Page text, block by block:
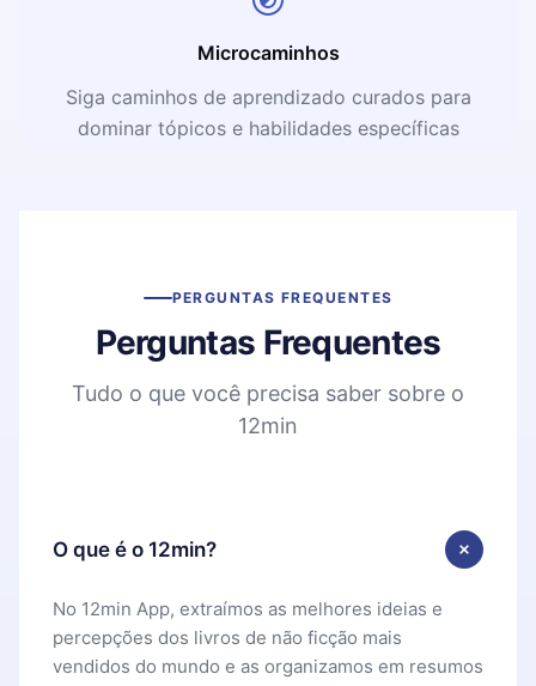
Microcaminhos
Siga caminhos de aprendizado curados para
dominar tópicos e habilidades específicas
PERGUNTAS FREQUENTES
Perguntas Frequentes
Tudo o que você precisa saber sobre o
12min
O que é o 12min?
No 12min App, extraímos as melhores ideias e
percepções dos livros de não ficção mais
vendidos do mundo e as organizamos em resumos